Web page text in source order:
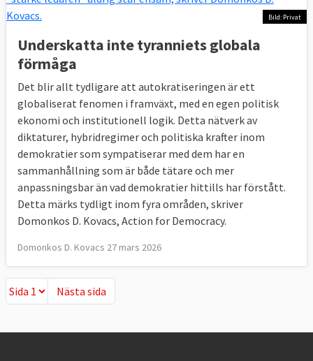
Bild: Privat
Underskatta inte tyranniets globala
förmåga
Det blir allt tydligare att autokratiseringen är ett
globaliserat fenomen i framväxt, med en egen politisk
ekonomi och institutionell logik. Detta nätverk av
diktaturer, hybridregimer och politiska krafter inom
demokratier som sympatiserar med dem har en
sammanhållning som är både tätare och mer
anpassningsbar än vad demokratier hittills har förstått.
Detta märks tydligt inom fyra områden, skriver
Domonkos D. Kovacs, Action for Democracy.
Domonkos D. Kovacs 27 mars 2026
Nästa sida
Nästa sida